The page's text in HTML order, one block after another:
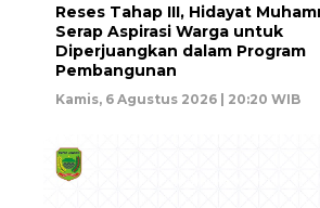
Reses Tahap III, Hidayat
Serap Aspirasi Warga untuk
Diperjuangkan dalam Program
Pembangunan
Kamis, 6 Agustus 2026 | 20:20 WIB